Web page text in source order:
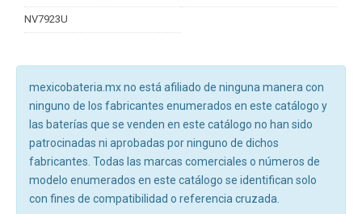
NV7923U
mexicobateria.mx no está afiliado de ninguna manera con
ninguno de los fabricantes enumerados en este catálogo y
las baterías que se venden en este catálogo no han sido
patrocinadas ni aprobadas por ninguno de dichos
fabricantes. Todas las marcas comerciales o números de
modelo enumerados en este catálogo se identifican solo
con fines de compatibilidad o referencia cruzada.